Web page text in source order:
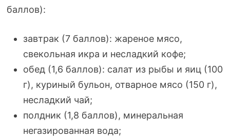
баллов):
завтрак (7 баллов): жареное мясо,
свекольная икра и несладкий кофе;
обед (1,6 баллов): салат из рыбы и яиц (100
г), куриный бульон, отварное мясо (150 г),
несладкий чай;
полдник (1,8 баллов), минеральная
негазированная вода;